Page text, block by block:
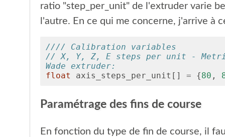
ratio "step_per_unit" de l'extruder varie
l'autre. En ce qui me concerne, j'arrive à
//// Calibration variables
// X, Y, Z, E steps per unit -
Wade extruder:
float
axis_steps_per_unit [] = {80 ,
Paramétrage des fins de course
En fonction du type de fin de course, il